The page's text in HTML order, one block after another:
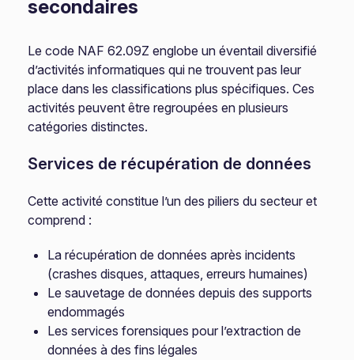
secondaires
Le code NAF 62.09Z englobe un éventail diversifié
d’activités informatiques qui ne trouvent pas leur
place dans les classifications plus spécifiques. Ces
activités peuvent être regroupées en plusieurs
catégories distinctes.
Services de récupération de données
Cette activité constitue l’un des piliers du secteur et
comprend :
La récupération de données après incidents
(crashes disques, attaques, erreurs humaines)
Le sauvetage de données depuis des supports
endommagés
Les services forensiques pour l’extraction de
données à des fins légales